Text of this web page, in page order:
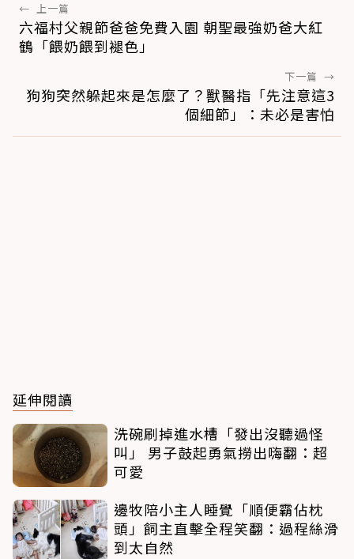
← 上一篇
六福村父親節爸爸免費入園 朝聖最強奶爸大紅
鶴「餵奶餵到褪色」
下一篇 →
狗狗突然躲起來是怎麼了？獸醫指「先注意這3
個細節」：未必是害怕
延伸閱讀
洗碗刷掉進水槽「發出沒聽過怪
叫」 男子鼓起勇氣撈出嗨翻：超
可愛
邊牧陪小主人睡覺「順便霸佔枕
頭」飼主直擊全程笑翻：過程絲滑
到太自然